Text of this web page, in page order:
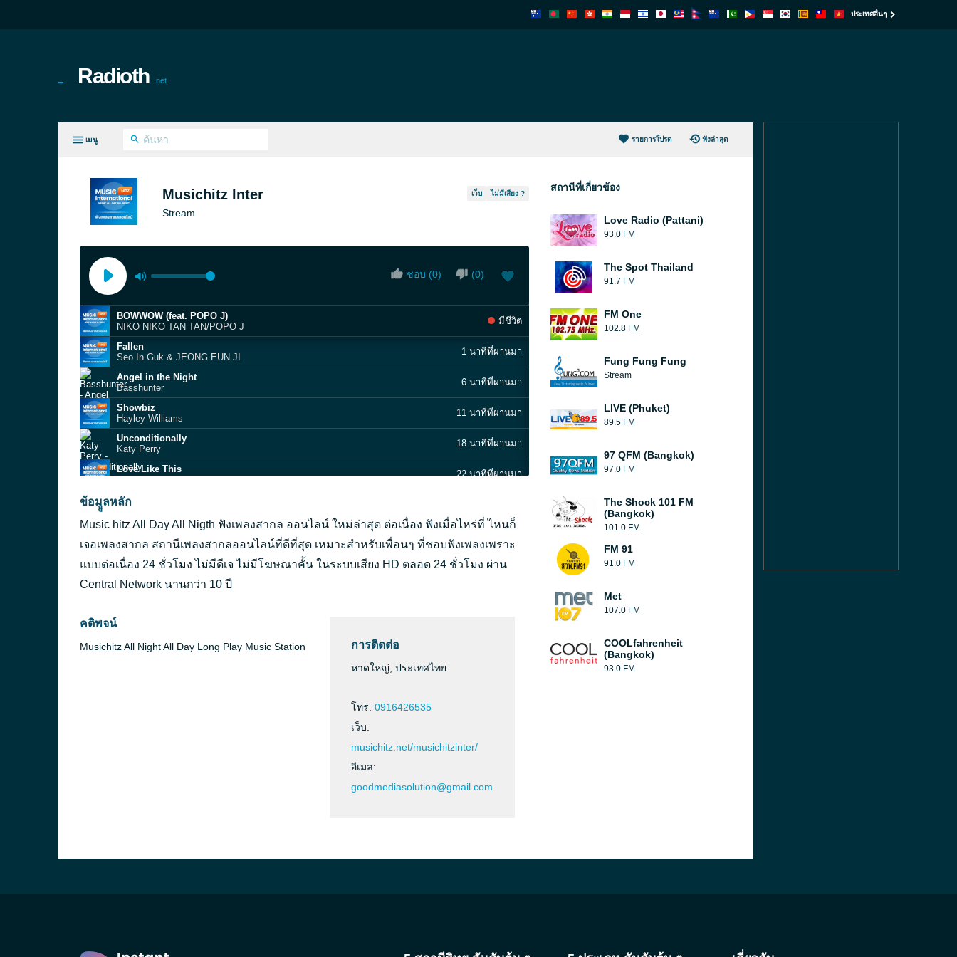
ประเทศอื่นๆ
Radioth .net
เมนู รายการโปรด ฟังล่าสุด
Musichitz Inter
Stream
เว็บ ไม่มีเสียง ?
ชอบ (0) (0)
BOWWOW (feat. POPO J)
NIKO NIKO TAN TAN/POPO J
มีชีวิต
Fallen
Seo In Guk & JEONG EUN JI
1 นาทีที่ผ่านมา
Angel in the Night
Basshunter
6 นาทีที่ผ่านมา
Showbiz
Hayley Williams
11 นาทีที่ผ่านมา
Unconditionally
Katy Perry
18 นาทีที่ผ่านมา
Love Like This
Fujii Kaze
22 นาทีที่ผ่านมา
drop dead
ROCKET FESTIVAL (Êѭ­Òà´×͹ˡ)
â¨ÍÕé ÀÙÇÈÔɰì
37 นาทีที่ผ่านมา
Shape of My Heart
ข้อมููลหลัก
Music hitz All Day All Nigth ฟังเพลงสากล ออนไลน์ ใหม่ล่าสุด ต่อเนื่อง ฟังเมื่อไหร่ที่ ไหนก็
เจอเพลงสากล สถานีเพลงสากลออนไลน์ที่ดีที่สุด เหมาะสำหรับเพื่อนๆ ที่ชอบฟังเพลงเพราะ
แบบต่อเนื่อง 24 ชั่วโมง ไม่มีดีเจ ไม่มีโฆษณาคั้น ในระบบเสียง HD ตลอด 24 ชั่วโมง ผ่าน
Central Network นานกว่า 10 ปี
คติพจน์
Musichitz All Night All Day Long Play Music Station การติดต่อ
หาดใหญ่, ประเทศไทย
โทร: 0916426535
เว็บ:
musichitz.net/musichitzinter/
อีเมล:
goodmediasolution@gmail.com
สถานีที่เกี่ยวข้อง
Love Radio (Pattani)
93.0 FM
The Spot Thailand
91.7 FM
FM One
102.8 FM
Fung Fung Fung
Stream
LIVE (Phuket)
89.5 FM
97 QFM (Bangkok)
97.0 FM
The Shock 101 FM
(Bangkok)
101.0 FM
FM 91
91.0 FM
Met
107.0 FM
COOLfahrenheit
(Bangkok)
93.0 FM